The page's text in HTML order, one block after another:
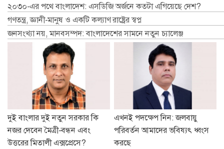
২০৩০-এর পথে বাংলাদেশ: এসডিজি অর্জনে কতটা এগিয়েছে দেশ?
গণতন্ত্র, জ্ঞানী-মানুষ ও একটি কল্যাণ রাষ্ট্রের স্বপ্ন
জনসংখ্যা নয়, মানবসম্পদ: বাংলাদেশের সামনে নতুন চ্যালেঞ্জ
দুই বাংলার দুই নতুন সরকার কি
নজর দেবেন মৈত্রী-বন্ধন এবং
উত্তরের মিতালী এক্সপ্রেসে?
এখনই পদক্ষেপ নিন: জলবায়ু
পরিবর্তন আমাদের ভবিষ্যৎ ধ্বংস
করছে